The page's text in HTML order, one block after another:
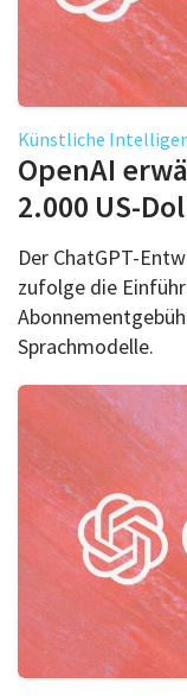
Künstliche
OpenAI
2.000 US-
Der ChatGPT-
zufolge die
Sprachmodelle.